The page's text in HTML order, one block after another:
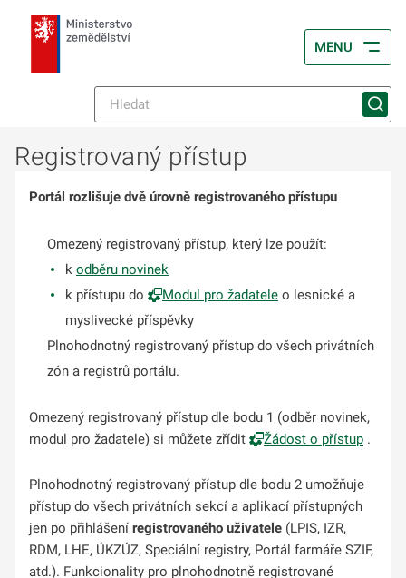
MENU
Registrovaný přístup
Portál rozlišuje dvě úrovně registrovaného přístupu
Omezený registrovaný přístup, který lze použít:
k odběru novinek
k přístupu do
Modul pro žadatele o lesnické a
myslivecké příspěvky
Plnohodnotný registrovaný přístup do všech privátních
zón a registrů portálu.
Omezený registrovaný přístup dle bodu 1 (odběr novinek,
modul pro žadatele) si můžete zřídit
Žádost o přístup .
Plnohodnotný registrovaný přístup dle bodu 2 umožňuje
přístup do všech privátních sekcí a aplikací přístupných
jen po přihlášení registrovaného uživatele (LPIS, IZR,
RDM, LHE, ÚKZÚZ, Speciální registry, Portál farmáře SZIF,
atd.). Funkcionality pro plnohodnotně registrované